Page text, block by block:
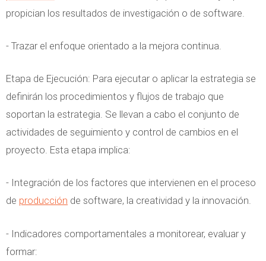
propician los resultados de investigación o de software.
- Trazar el enfoque orientado a la mejora continua.
Etapa de Ejecución: Para ejecutar o aplicar la estrategia se
definirán los procedimientos y flujos de trabajo que
soportan la estrategia. Se llevan a cabo el conjunto de
actividades de seguimiento y control de cambios en el
proyecto. Esta etapa implica:
- Integración de los factores que intervienen en el proceso
de producción de software, la creatividad y la innovación.
- Indicadores comportamentales a monitorear, evaluar y
formar: